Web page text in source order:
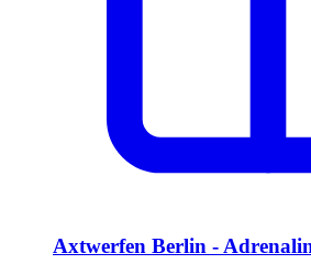
Axtwerfen Berlin -